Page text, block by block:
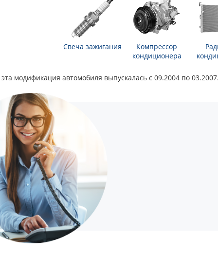
Свеча зажигания
Компрессор
кондиционера
модификация автомобиля выпускалась с 09.2004 по 03.2007.